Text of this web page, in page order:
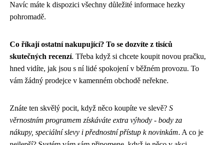
Navíc máte k dispozici všechny důležité informace hezky
pohromadě.
Co říkají ostatní nakupující? To se dozvíte z tisíců
skutečných recenzí. Třeba když si chcete koupit novou pračku,
hned vidíte, jak jsou s ní lidé spokojení v běžném provozu. To
vám žádný prodejce v kamenném obchodě neřekne.
Znáte ten skvělý pocit, když něco koupíte ve slevě? S
věrnostním programem získáváte extra výhody - body za
nákupy, speciální slevy i přednostní přístup k novinkám. A co je